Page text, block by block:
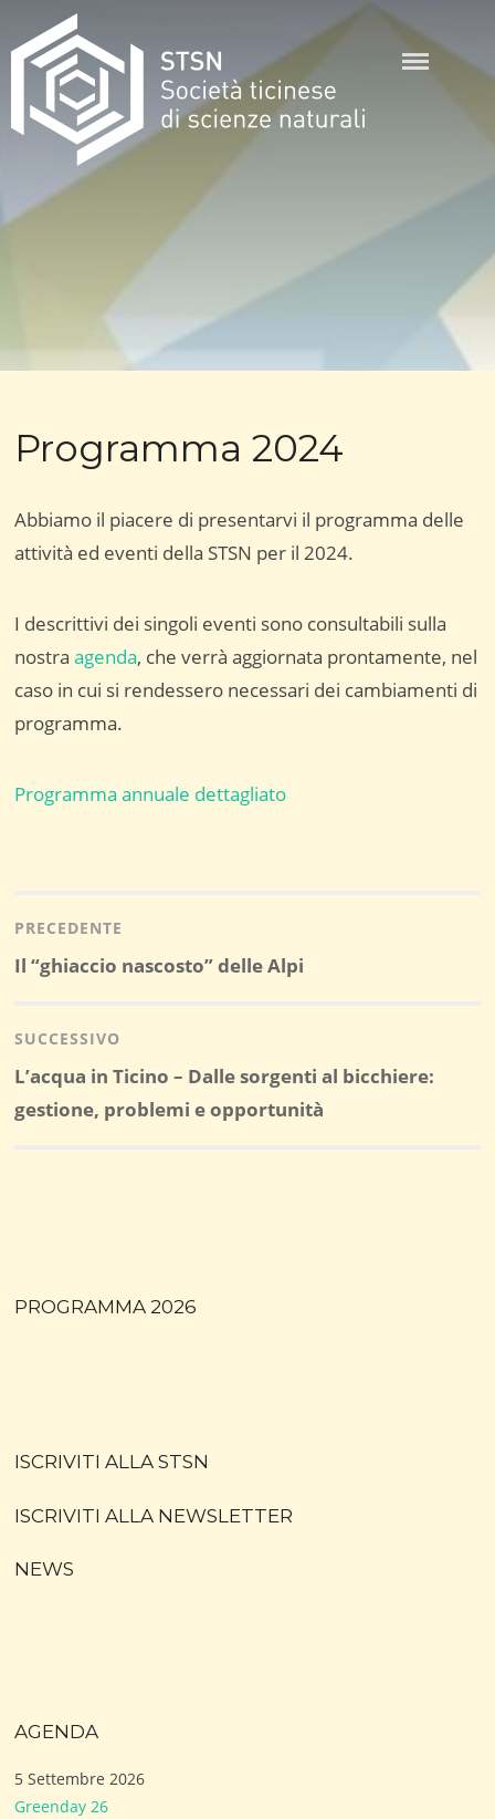
to
content
STSN
Programma 2024
Abbiamo il piacere di presentarvi il programma delle
attività ed eventi della STSN per il 2024.
I descrittivi dei singoli eventi sono consultabili sulla
nostraagenda, che verrà aggiornata prontamente, nel
caso in cui si rendessero necessari dei cambiamenti di
programma.
Programma annuale dettagliato
articoli
PRECEDENTE
Post
Il “ghiaccio nascosto” delle Alpi
SUCCESSIVO
Post
successivo:
L’acqua in Ticino – Dalle sorgenti al bicchiere:
gestione, problemi e opportunità
PROGRAMMA 2026
ISCRIVITI ALLA STSN
ISCRIVITI ALLA NEWSLETTER
NEWS
AGENDA
5 Settembre 2026
Greenday 26